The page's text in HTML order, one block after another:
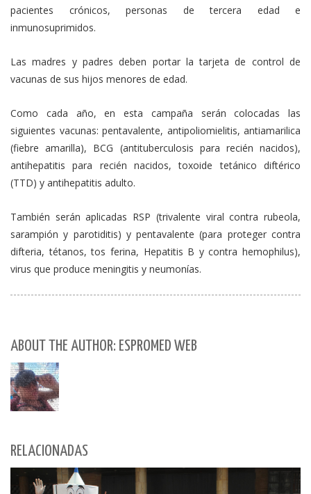
pacientes crónicos, personas de tercera edad e
inmunosuprimidos.
Las madres y padres deben portar la tarjeta de control de
vacunas de sus hijos menores de edad.
Como cada año, en esta campaña serán colocadas las
siguientes vacunas: pentavalente, antipoliomielitis, antiamarilica
(fiebre amarilla), BCG (antituberculosis para recién nacidos),
antihepatitis para recién nacidos, toxoide tetánico diftérico
(TTD) y antihepatitis adulto.
También serán aplicadas RSP (trivalente viral contra rubeola,
sarampión y parotiditis) y pentavalente (para proteger contra
difteria, tétanos, tos ferina, Hepatitis B y contra hemophilus),
virus que produce meningitis y neumonías.
ABOUT THE AUTHOR: ESPROMED WEB
RELACIONADAS